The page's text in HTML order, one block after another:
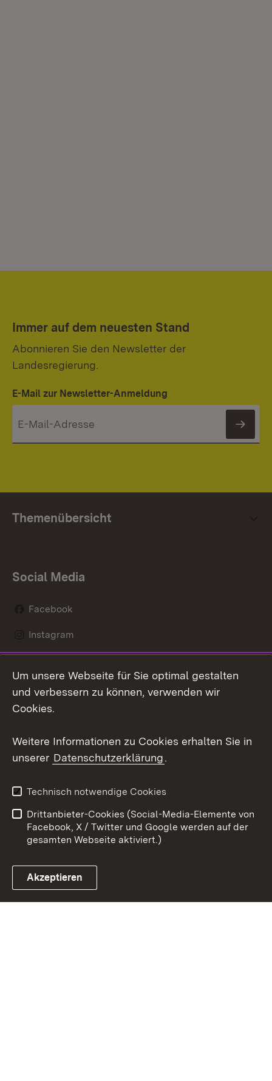
Immer auf dem neuesten Stand
Abonnieren Sie den Newsletter der
Landesregierung.
E-Mail zur Newsletter-Anmeldung
Themenübersicht
Social Media
Facebook
Instagram
Mastodon
Youtube
Link zum Landesportal
Kontakt
Datenschutz
Barrierefreiheit
Impressum Cookies
Um unsere Webseite für Sie optimal gestalten
und verbessern zu können, verwenden wir
Cookies.
Weitere Informationen zu Cookies erhalten Sie in
unserer Datenschutzerklärung.
Technisch notwendige Cookies
Drittanbieter-Cookies (Social-Media-Elemente von
Facebook, X / Twitter und Google werden auf der
gesamten Webseite aktiviert.)
Akzeptieren